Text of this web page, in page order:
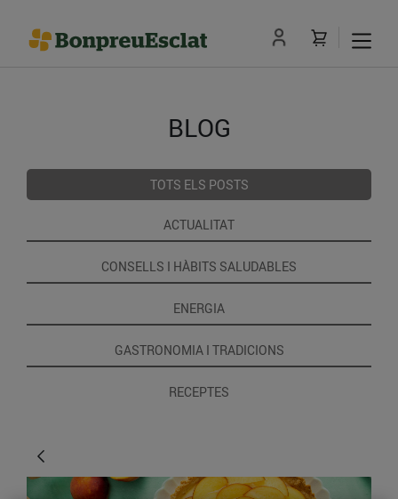
BLOG
TOTS ELS POSTS
ACTUALITAT
CONSELLS I HÀBITS SALUDABLES
ENERGIA
GASTRONOMIA I TRADICIONS
RECEPTES